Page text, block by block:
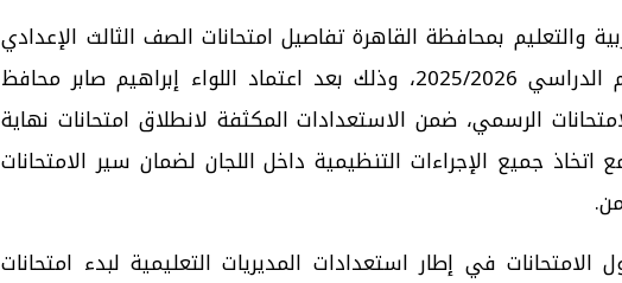
والتعليم بمحافظة القاهرة تفاصيل امتحانات الصف الثالث الإعدادي
للترم الثاني للعام الدراسي 2025/2026، وذلك بعد اعتماد اللواء إبراهيم صابر محافظ
الرسمي، ضمن الاستعدادات المكثفة لانطلاق امتحانات نهاية
اتخاذ جميع الإجراءات التنظيمية داخل اللجان لضمان سير الامتحانات
الامتحانات في إطار استعدادات المديريات التعليمية لبدء امتحانات